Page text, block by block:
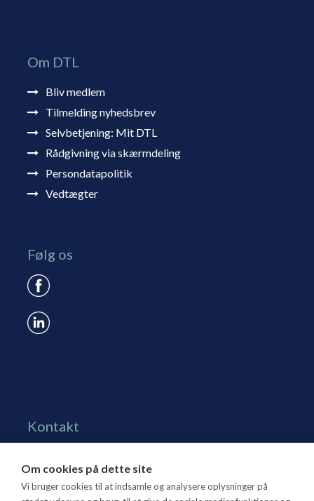
Om DTL
Bliv medlem
Tilmelding nyhedsbrev
Selvbetjening: Mit DTL
Rådgivning via skærmdeling
Persondatapolitik
Vedtægter
Følg os
Kontakt
1270 Kbh. K
Tlf. 70 15 95 00
Om cookies på dette site
Vi bruger cookies til at indsamle og analysere oplysninger på